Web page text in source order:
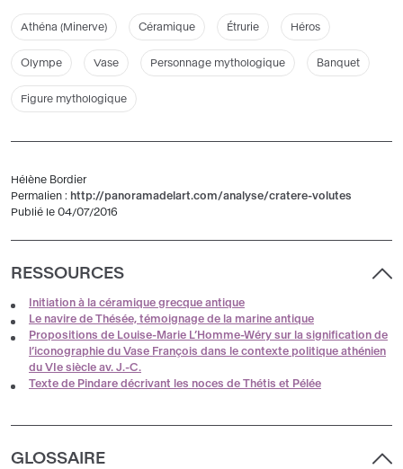
Athéna (Minerve) Céramique Étrurie Héros
Olympe Vase Personnage mythologique Banquet
Figure mythologique
Hélène Bordier
Permalien : http://panoramadelart.com/analyse/cratere-volutes
Publié le 04/07/2016
RESSOURCES
Initiation à la céramique grecque antique
Le navire de Thésée, témoignage de la marine antique
Propositions de Louise-Marie L’Homme-Wéry sur la signification de
l’iconographie du Vase François dans le contexte politique athénien
du VIe siècle av. J.-C.
Texte de Pindare décrivant les noces de Thétis et Pélée
GLOSSAIRE